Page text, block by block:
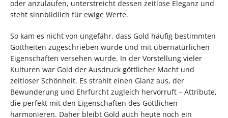
oder anzulaufen, unterstreicht dessen zeitlose Eleganz und
steht sinnbildlich für ewige Werte.
So kam es nicht von ungefähr, dass Gold häufig bestimmten
Gottheiten zugeschrieben wurde und mit übernatürlichen
Eigenschaften versehen wurde. In der Vorstellung vieler
Kulturen war Gold der Ausdruck göttlicher Macht und
zeitloser Schönheit. Es strahlt einen Glanz aus, der
Bewunderung und Ehrfurcht zugleich hervorruft – Attribute,
die perfekt mit den Eigenschaften des Göttlichen
harmonieren. Daher bleibt Gold auch heute noch ein